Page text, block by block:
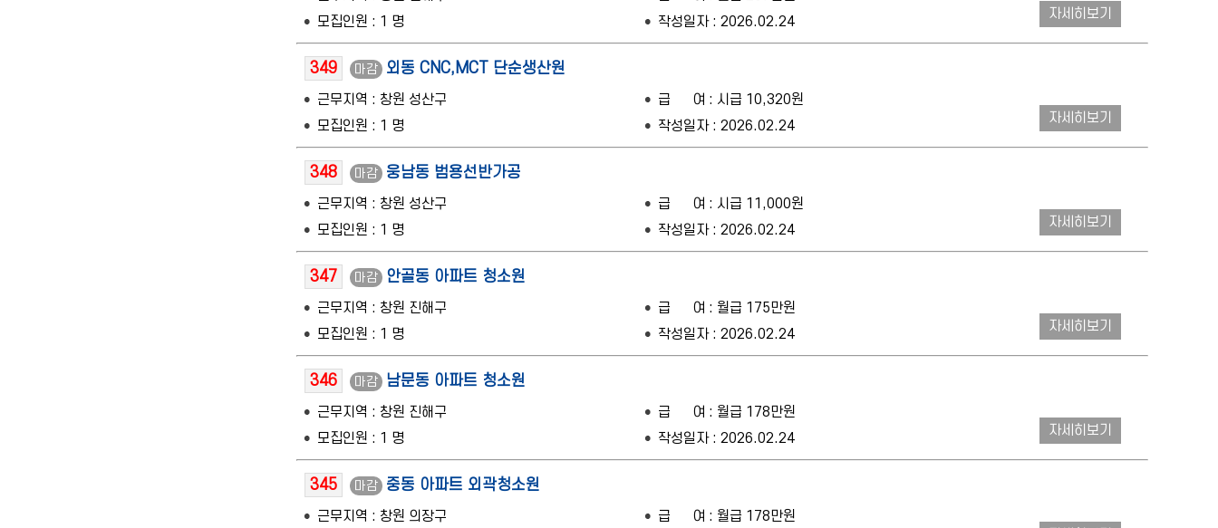
모집인원 : 1 명
작성일자 : 2026.02.24 자세히보기
349 마감 외동 CNC,MCT 단순생산원
근무지역 : 창원 성산구
급 여 : 시급 10,320원
모집인원 : 1 명
작성일자 : 2026.02.24 자세히보기
348 마감 웅남동 범용선반가공
근무지역 : 창원 성산구
급 여 : 시급 11,000원
모집인원 : 1 명
작성일자 : 2026.02.24 자세히보기
347 마감 안골동 아파트 청소원
근무지역 : 창원 진해구
급 여 : 월급 175만원
모집인원 : 1 명
작성일자 : 2026.02.24 자세히보기
346 마감 남문동 아파트 청소원
근무지역 : 창원 진해구
급 여 : 월급 178만원
모집인원 : 1 명
작성일자 : 2026.02.24 자세히보기
345 마감 중동 아파트 외곽청소원
근무지역 : 창원 의장구
급 여 : 월급 178만원